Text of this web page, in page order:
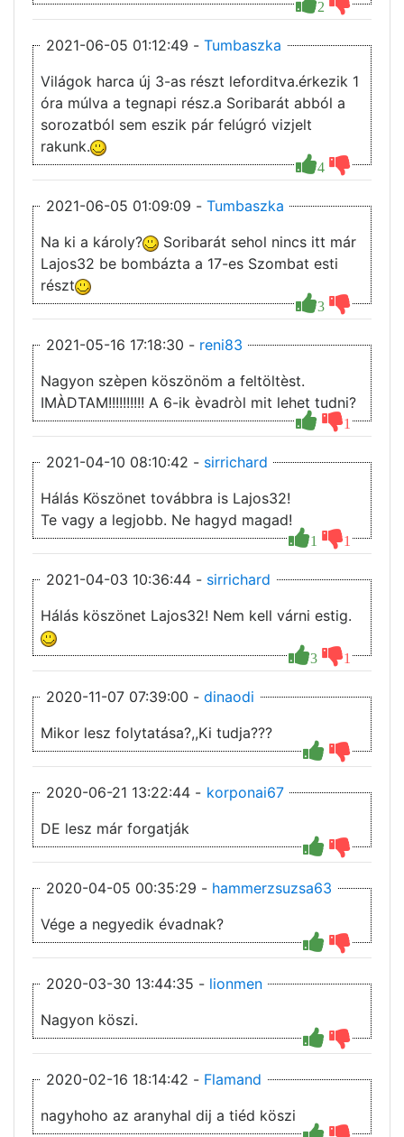
2
2021-06-05 01:12:49 - Tumbaszka
4
Világok harca új 3-as részt leforditva.érkezik 1
óra múlva a tegnapi rész.a Soribarát abból a
sorozatból sem eszik pár felúgró vizjelt
rakunk.
2021-06-05 01:09:09 - Tumbaszka
3
Na ki a károly?
Soribarát sehol nincs itt már
Lajos32 be bombázta a 17-es Szombat esti
részt
2021-05-16 17:18:30 - reni83
1
Nagyon szèpen köszönöm a feltöltèst.
IMÀDTAM!!!!!!!!!! A 6-ik èvadròl mit lehet tudni?
2021-04-10 08:10:42 - sirrichard
1 1
Hálás Köszönet továbbra is Lajos32!
Te vagy a legjobb. Ne hagyd magad!
2021-04-03 10:36:44 - sirrichard
3 1
Hálás köszönet Lajos32! Nem kell várni estig.
2020-11-07 07:39:00 - dinaodi
Mikor lesz folytatása?,,Ki tudja???
2020-06-21 13:22:44 - korponai67
DE lesz már forgatják
2020-04-05 00:35:29 - hammerzsuzsa63
Vége a negyedik évadnak?
2020-03-30 13:44:35 - lionmen
Nagyon köszi.
2020-02-16 18:14:42 - Flamand
nagyhoho az aranyhal dij a tiéd köszi